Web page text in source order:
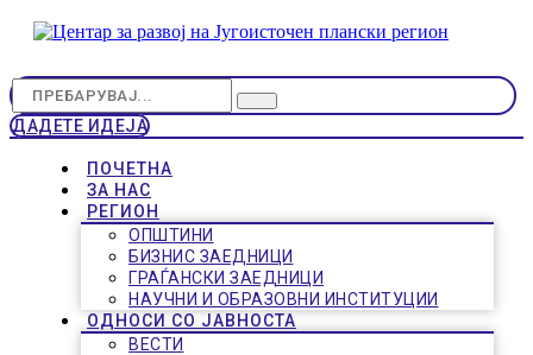
ДАДЕТЕ ИДЕЈА
ПОЧЕТНА
ЗА НАС
РЕГИОН
ОПШТИНИ
БИЗНИС ЗАЕДНИЦИ
ГРАЃАНСКИ ЗАЕДНИЦИ
НАУЧНИ И ОБРАЗОВНИ ИНСТИТУЦИИ
ОДНОСИ СО ЈАВНОСТА
ВЕСТИ